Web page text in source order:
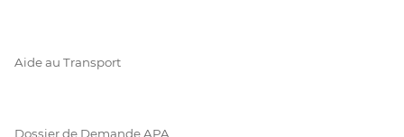
Aide au Transport
Dossier de Demande APA